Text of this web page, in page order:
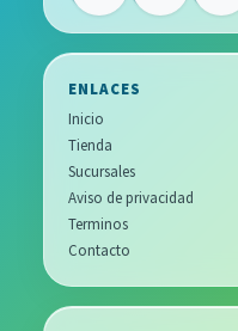
ENLACES
Inicio
Tienda
Sucursales
Aviso de privacidad
Terminos
Contacto